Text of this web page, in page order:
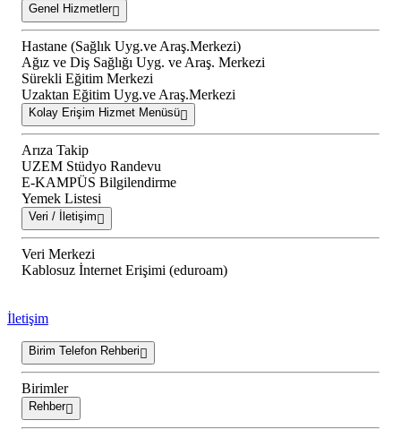
Genel Hizmetler
Hastane (Sağlık Uyg.ve Araş.Merkezi)
Ağız ve Diş Sağlığı Uyg. ve Araş. Merkezi
Sürekli Eğitim Merkezi
Uzaktan Eğitim Uyg.ve Araş.Merkezi
Kolay Erişim Hizmet Menüsü
Arıza Takip
UZEM Stüdyo Randevu
E-KAMPÜS Bilgilendirme
Yemek Listesi
Veri / İletişim
Veri Merkezi
Kablosuz İnternet Erişimi (eduroam)
İletişim
Birim Telefon Rehberi
Birimler
Rehber